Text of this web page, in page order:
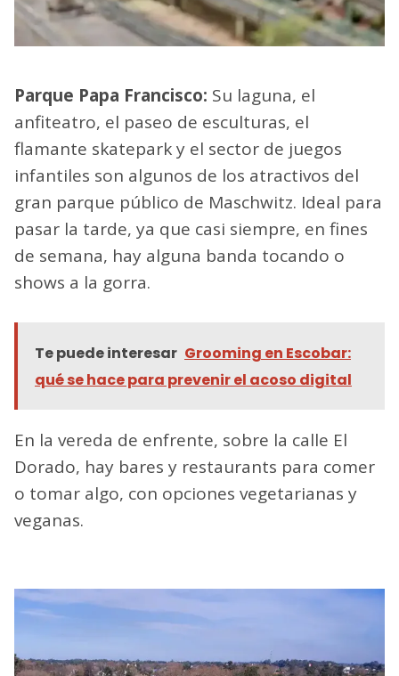
Parque Papa Francisco: Su laguna, el
anfiteatro, el paseo de esculturas, el
flamante skatepark y el sector de juegos
infantiles son algunos de los atractivos del
gran parque público de Maschwitz. Ideal para
pasar la tarde, ya que casi siempre, en fines
de semana, hay alguna banda tocando o
shows a la gorra.
Te puede interesar Grooming en Escobar:
qué se hace para prevenir el acoso digital
En la vereda de enfrente, sobre la calle El
Dorado, hay bares y restaurants para comer
o tomar algo, con opciones vegetarianas y
veganas.